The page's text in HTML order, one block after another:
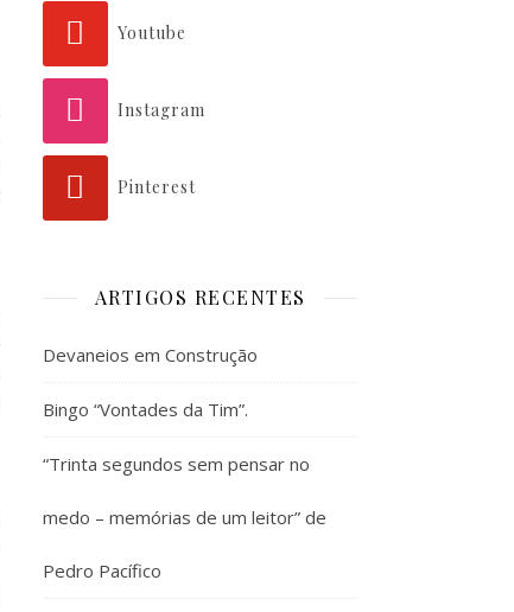
Youtube
Instagram
Pinterest
ARTIGOS RECENTES
Devaneios em Construção
Bingo “Vontades da Tim”.
“Trinta segundos sem pensar no
medo – memórias de um leitor” de
Pedro Pacífico